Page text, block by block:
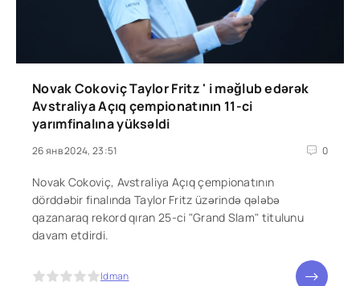
Novak Cokoviç Taylor Fritz ' i məğlub edərək
Avstraliya Açıq çempionatının 11-ci
yarımfinalına yüksəldi
26 янв 2024, 23:51 0
Novak Cokoviç, Avstraliya Açıq çempionatının
dörddəbir finalında Taylor Fritz üzərində qələbə
qazanaraq rekord qıran 25-ci "Grand Slam" titulunu
davam etdirdi.
Idman